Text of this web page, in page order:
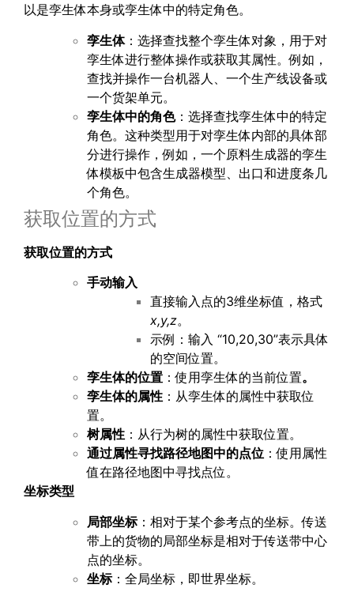
以是孪生体本身或孪生体中的特定角色。
孪生体：选择查找整个孪生体对象，用于对
孪生体进行整体操作或获取其属性。例如，
查找并操作一台机器人、一个生产线设备或
一个货架单元。
孪生体中的角色：选择查找孪生体中的特定
角色。这种类型用于对孪生体内部的具体部
分进行操作，例如，一个原料生成器的孪生
体模板中包含生成器模型、出口和进度条几
个角色。
获取位置的方式
获取位置的方式
手动输入
直接输入点的3维坐标值，格式
x,y,z。
示例：输入 “10,20,30”表示具体
的空间位置。
孪生体的位置 ：使用孪生体的当前位置。
孪生体的属性 ：从孪生体的属性中获取位
置。
树属性 ：从行为树的属性中获取位置。
通过属性寻找路径地图中的点位 ：使用属性
值在路径地图中寻找点位。
坐标类型
局部坐标：相对于某个参考点的坐标。传送
带上的货物的局部坐标是相对于传送带中心
点的坐标。
坐标：全局坐标，即世界坐标。